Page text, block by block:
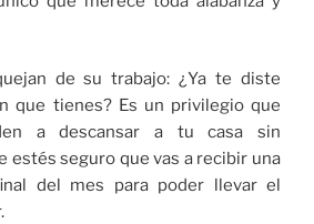
de su trabajo: ¿Ya te diste
que tienes? Es un privilegio que
a descansar a tu casa sin
estés seguro que vas a recibir una
del mes para poder llevar el